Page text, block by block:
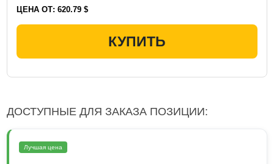
ЦЕНА ОТ: 620.79 $
КУПИТЬ
ДОСТУПНЫЕ ДЛЯ ЗАКАЗА ПОЗИЦИИ:
Лучшая цена